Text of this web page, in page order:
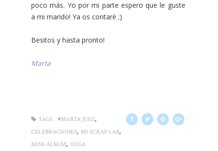
poco más. Yo por mi parte espero que le guste
a mi marido! Ya os contaré ;)
Besitos y hasta pronto!
Marta
TAGS : ♥MARTA JUEZ,
CELEBRACIONES, MI SCRAP LAB,
MINI-ÁLBUM, TOGA